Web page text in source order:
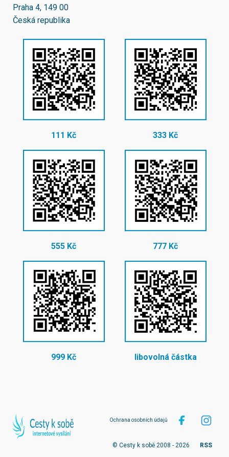
Praha 4, 149 00
Česká republika
111 Kč 333 Kč
555 Kč 777 Kč
999 Kč libovolná částka
Ochrana osobních údajů
© Cesty k sobě 2008 - 2026 RSS